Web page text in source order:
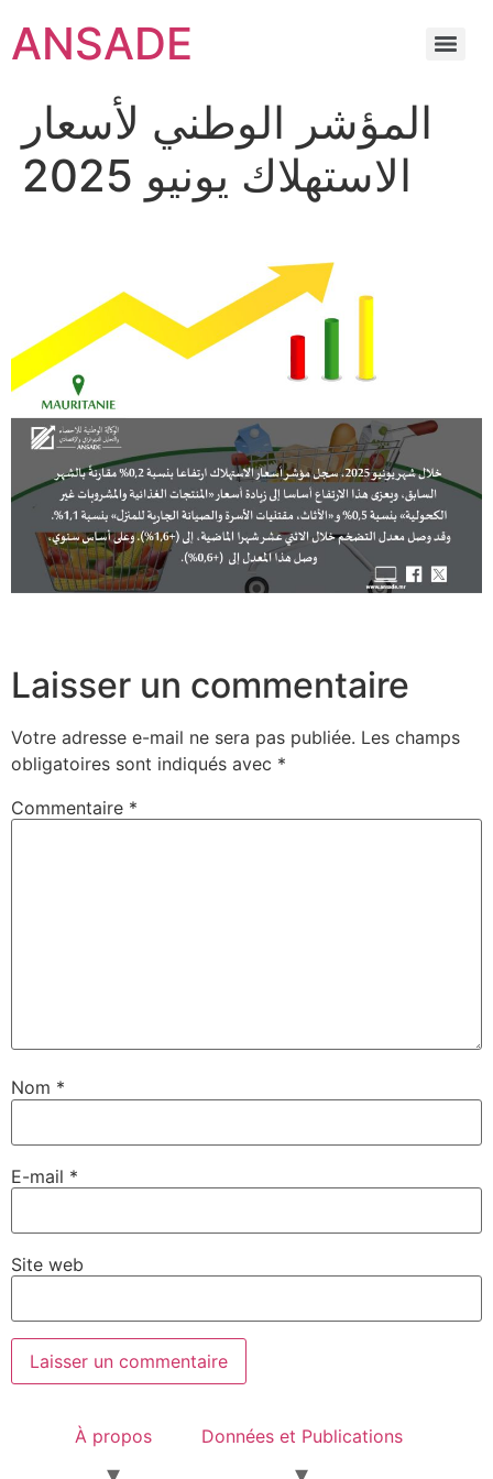
ANSADE
المؤشر الوطني لأسعار
الاستهلاك يونيو 2025
Laisser un commentaire
Votre adresse e-mail ne sera pas publiée. Les champs
obligatoires sont indiqués avec *
Commentaire *
Nom *
E-mail *
Site web
À propos Données et Publications